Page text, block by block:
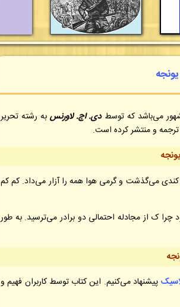
می‌باشد که توسطدی. اچ. لاورنسبه رشته تحریر
کندی می‌گذشت و گرمی هوا همه را آزار می‌داد. کم کم
ک از مجادله احتمالی دو برادر می‌ترسید. به طور
پیشنهاد می‌کنیم. این کتاب توسط کاربران فهیم و